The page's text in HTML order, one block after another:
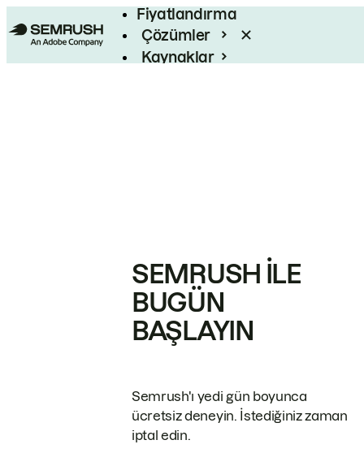
Fiyatlandırma
Çözümler
Kaynaklar
SEMRUSH ILE
BUGÜN
BAŞLAYIN
Semrush'ı yedi gün boyunca
ücretsiz deneyin. İstediğiniz zaman
iptal edin.